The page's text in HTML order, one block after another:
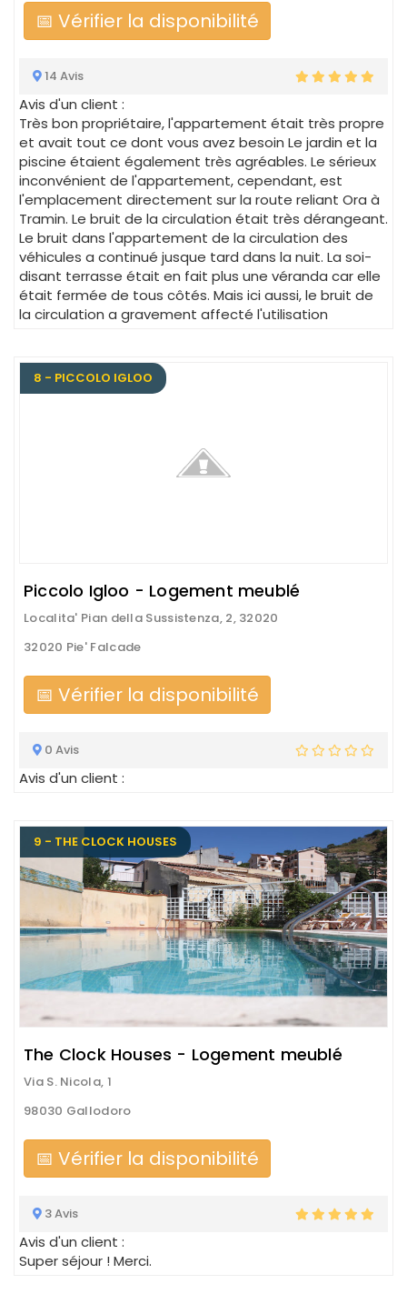
📅 Vérifier la disponibilité
14 Avis
Avis d'un client :
Très bon propriétaire, l'appartement était très propre
et avait tout ce dont vous avez besoin Le jardin et la
piscine étaient également très agréables. Le sérieux
inconvénient de l'appartement, cependant, est
l'emplacement directement sur la route reliant Ora à
Tramin. Le bruit de la circulation était très dérangeant.
Le bruit dans l'appartement de la circulation des
véhicules a continué jusque tard dans la nuit. La soi-
disant terrasse était en fait plus une véranda car elle
était fermée de tous côtés. Mais ici aussi, le bruit de
la circulation a gravement affecté l'utilisation
8 - PICCOLO IGLOO
Piccolo Igloo - Logement meublé
Localita' Pian della Sussistenza, 2, 32020
32020 Pie' Falcade
📅 Vérifier la disponibilité
0 Avis
Avis d'un client :
9 - THE CLOCK HOUSES
The Clock Houses - Logement meublé
Via S. Nicola, 1
98030 Gallodoro
📅 Vérifier la disponibilité
3 Avis
Avis d'un client :
Super séjour ! Merci.